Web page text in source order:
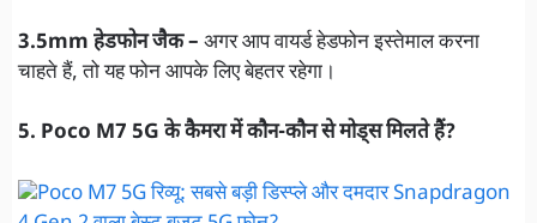
3.5mm हेडफोन जैक – अगर आप वायर्ड हेडफोन इस्तेमाल करना
चाहते हैं, तो यह फोन आपके लिए बेहतर रहेगा।
5. Poco M7 5G के कैमरा में कौन-कौन से मोड्स मिलते हैं?